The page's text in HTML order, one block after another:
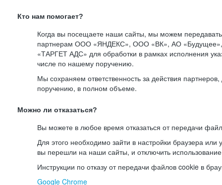
Кто нам помогает?
Когда вы посещаете наши сайты, мы можем
партнерам ООО «ЯНДЕКС», ООО «ВК», АО
«ТАРГЕТ АДС» для обработки в рамках исполнения
числе по нашему поручению.
Мы сохраняем ответственность за действия
поручению, в полном объеме.
Можно ли отказаться?
Вы можете в любое время отказаться от передачи
Для этого необходимо зайти в настройки браузера или
вы перешли на наши сайты, и отключить
Инструкции по отказу от передачи файлов cookie в
Google Chrome